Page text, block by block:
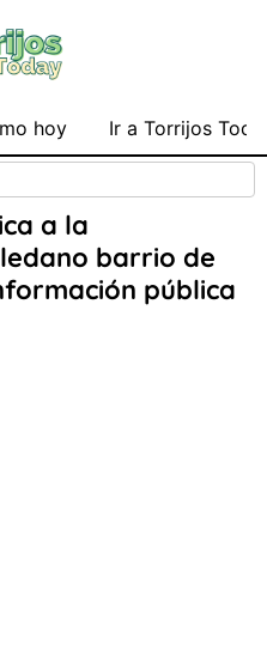
hoy Ir a Torrijos
a la
barrio de
pública